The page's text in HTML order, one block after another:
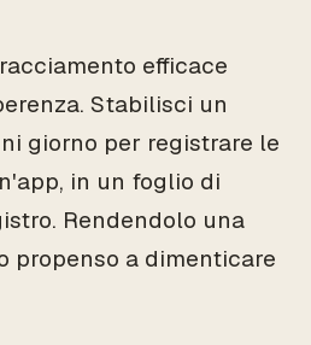
efficace
Stabilisci un
giorno per registrare le
in un foglio di
Rendendolo una
propenso a dimenticare